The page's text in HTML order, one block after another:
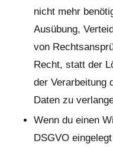
nicht mehr
Ausübung,
von
Recht, statt der
der Verarbeitung
Daten zu
Wenn du einen
DSGVO